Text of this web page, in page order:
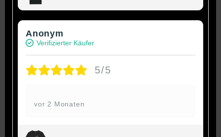
Anonym
Verifizierter Käufer
5/5
vor 2 Monaten